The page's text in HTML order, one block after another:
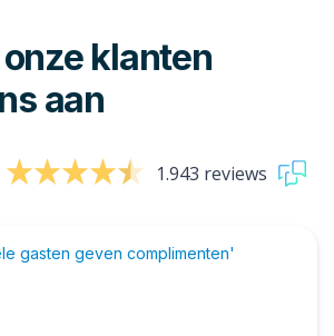
klanten
aan
1.943 reviews
gasten geven complimenten'